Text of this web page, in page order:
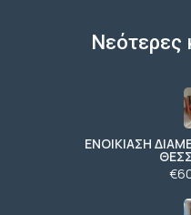
Νεότερες
ΕΝΟΙΚΙΑΣΗ